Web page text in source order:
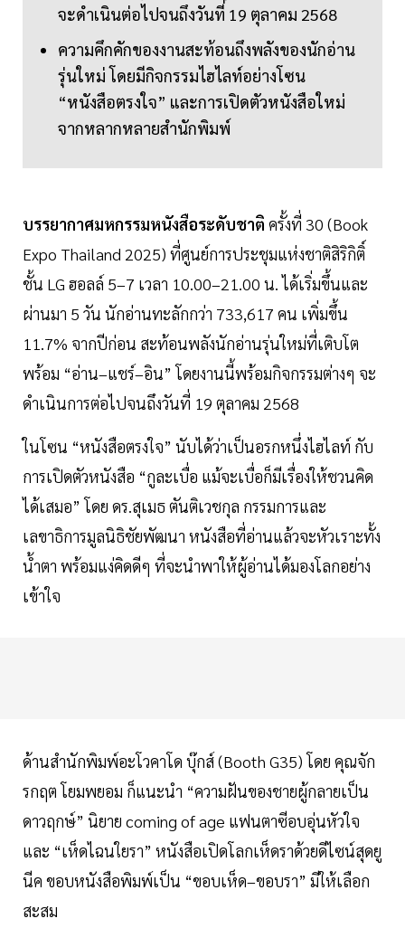
จะดำเนินต่อไปจนถึงวันที่ 19 ตุลาคม 2568
ความคึกคักของงานสะท้อนถึงพลังของนักอ่าน
รุ่นใหม่ โดยมีกิจกรรมไฮไลท์อย่างโซน
“หนังสือตรงใจ” และการเปิดตัวหนังสือใหม่
จากหลากหลายสำนักพิมพ์
บรรยากาศมหกรรมหนังสือระดับชาติ ครั้งที่ 30 (Book
Expo Thailand 2025) ที่ศูนย์การประชุมแห่งชาติสิริกิติ์
ชั้น LG ฮอลล์ 5–7 เวลา 10.00–21.00 น. ได้เริ่มขึ้นและ
ผ่านมา 5 วัน นักอ่านทะลักกว่า 733,617 คน เพิ่มขึ้น
11.7% จากปีก่อน สะท้อนพลังนักอ่านรุ่นใหม่ที่เติบโต
พร้อม “อ่าน–แชร์–อิน” โดยงานนี้พร้อมกิจกรรมต่างๆ จะ
ดำเนินการต่อไปจนถึงวันที่ 19 ตุลาคม 2568
ในโซน “หนังสือตรงใจ” นับได้ว่าเป็นอรกหนึ่งไฮไลท์ กับ
การเปิดตัวหนังสือ “กูละเบื่อ แม้จะเบื่อก็มีเรื่องให้ชวนคิด
ได้เสมอ” โดย ดร.สุเมธ ตันติเวชกุล กรรมการและ
เลขาธิการมูลนิธิชัยพัฒนา หนังสือที่อ่านแล้วจะหัวเราะทั้ง
น้ำตา พร้อมแง่คิดดีๆ ที่จะนำพาให้ผู้อ่านได้มองโลกอย่าง
เข้าใจ
ด้านสำนักพิมพ์อะโวคาโด บุ๊กส์ (Booth G35) โดย คุณจัก
รกฤต โยมพยอม ก็แนะนำ “ความฝันของชายผู้กลายเป็น
ดาวฤกษ์” นิยาย coming of age แฟนตาซีอบอุ่นหัวใจ
และ “เห็ดไฉนใยรา” หนังสือเปิดโลกเห็ดราด้วยดีไซน์สุดยู
นีค ขอบหนังสือพิมพ์เป็น “ขอบเห็ด–ขอบรา” มีให้เลือก
สะสม